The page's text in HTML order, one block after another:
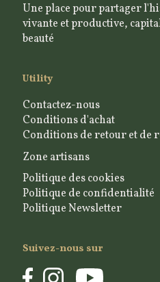
Une place pour partager
vivante et productive,
beauté
Utility
Contactez-nous
Conditions d'achat
Conditions de retour et de
Zone artisans
Politique des cookies
Politique de confidentialité
Politique Newsletter
Suivez-nous sur